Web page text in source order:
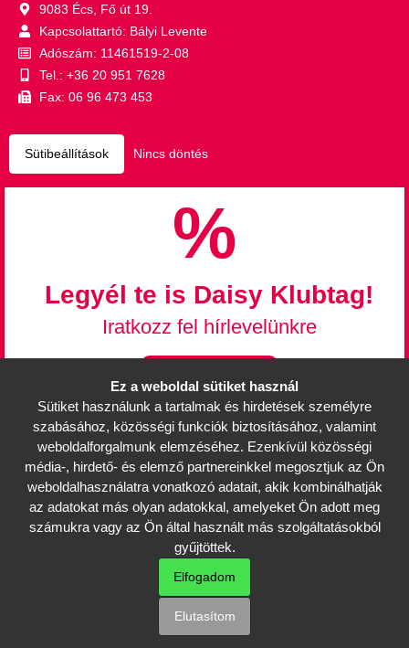
9083 Écs, Fő út 19.
Kapcsolattartó: Bályi Levente
Adószám: 11461519-2-08
Tel.: +36 20 951 7628
Fax: 06 96 473 453
Sütibeállítások Nincs döntés
%
Legyél te is Daisy Klubtag!
Iratkozz fel hírlevelünkre
Információk
Mérettáblázat
Partnerek, üzletek
Karrier
Viszonteladóknak
Hírlevél feliratkozás
Copyright © 2026 Daisy Kft.
Minden jog fenntartva
Adatkezelési tájékoztató
Weboldal készítés:Marketinges Erika és csapata
Ez a weboldal sütiket használ
Sütiket használunk a tartalmak és hirdetések személyre
szabásához, közösségi funkciók biztosításához, valamint
weboldalforgalmunk elemzéséhez. Ezenkívül közösségi
média-, hirdető- és elemző partnereinkkel megosztjuk az Ön
weboldalhasználatra vonatkozó adatait, akik kombinálhatják
az adatokat más olyan adatokkal, amelyeket Ön adott meg
számukra vagy az Ön által használt más szolgáltatásokból
gyűjtöttek.
Elfogadom
Elutasítom